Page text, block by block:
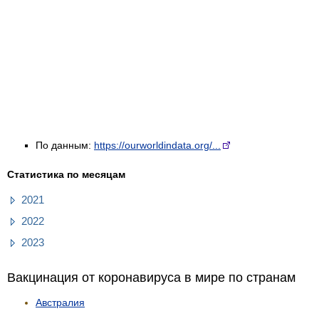
По данным: https://ourworldindata.org/...
Статистика по месяцам
2021
2022
2023
Вакцинация от коронавируса в мире по странам
Австралия